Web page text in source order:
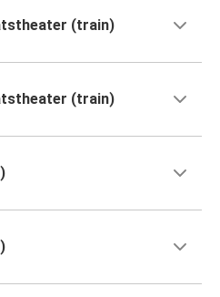
(train)
(train)